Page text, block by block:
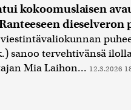
kokoomuslaisen
dieselveron
sanoo tervehtivänsä
Mia Laihon... 12.3.2026